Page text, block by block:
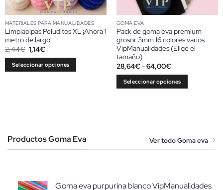
producto
MATERIALES PARA MANUALIDADES
Limpiapipas Peluditos XL ¡Ahora 1
metro de largo!
2,44€ El
precio
original
era:
2,44€.
1,14€El
actual
es:
1,14€.
Seleccionar opciones
opciones
se
GOMA EVA
Pack de goma eva premium
grosor 3mm 16 colores varios
VipManualidades (Elige el
tamaño)
28,64€-64,00€Rango
desde
28,64€
Seleccionar opciones
elegir
Productos Goma Eva Ver todo Goma eva
Goma eva purpurina blanco VipManualidades